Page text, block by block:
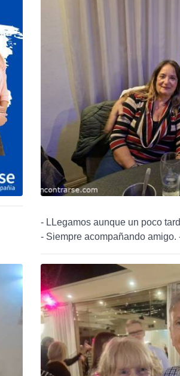
- LLegamos aunque un poco
- Siempre acompañando amigo.